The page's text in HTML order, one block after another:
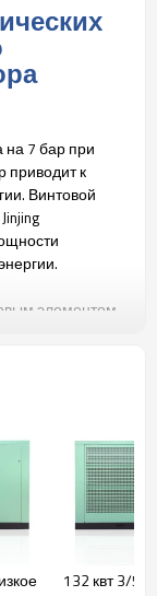
7 бар при
к
Винтовой
элементом
Jinjing с
(Франция) и
132 квт 3/5